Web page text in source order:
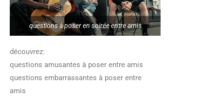
questions à poser en soirée entre amis
découvrez:
questions amusantes à poser entre amis
questions embarrassantes à poser entre
amis